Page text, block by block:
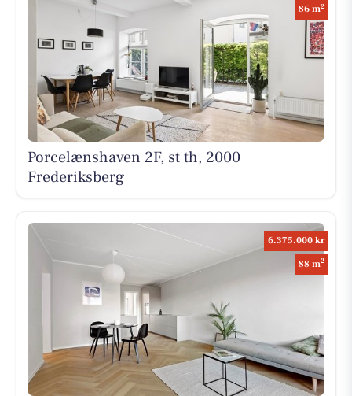
86 m2
Porcelænshaven 2F, st th, 2000
Frederiksberg
6.375.000 kr
88 m2